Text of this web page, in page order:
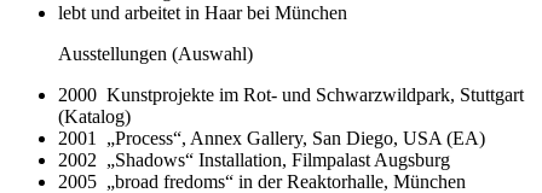
lebt und arbeitet in Haar bei München
Ausstellungen (Auswahl)
2000 Kunstprojekte im Rot- und Schwarzwildpark, Stuttgart
(Katalog)
2001 „Process“, Annex Gallery, San Diego, USA (EA)
2002 „Shadows“ Installation, Filmpalast Augsburg
2005 „broad fredoms“ in der Reaktorhalle, München